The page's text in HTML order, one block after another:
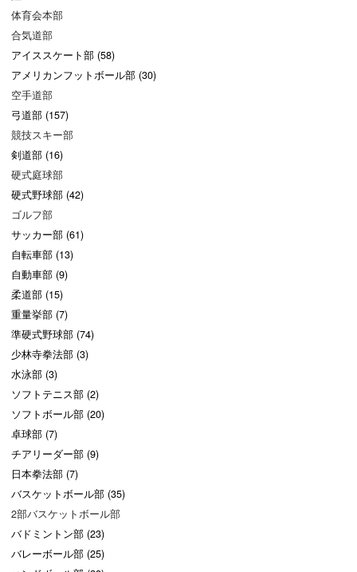
体育会本部
合気道部
アイススケート部 (58)
アメリカンフットボール部 (30)
空手道部
弓道部 (157)
競技スキー部
剣道部 (16)
硬式庭球部
硬式野球部 (42)
ゴルフ部
サッカー部 (61)
自転車部 (13)
自動車部 (9)
柔道部 (15)
重量挙部 (7)
準硬式野球部 (74)
少林寺拳法部 (3)
水泳部 (3)
ソフトテニス部 (2)
ソフトボール部 (20)
卓球部 (7)
チアリーダー部 (9)
日本拳法部 (7)
バスケットボール部 (35)
2部バスケットボール部
バドミントン部 (23)
バレーボール部 (25)